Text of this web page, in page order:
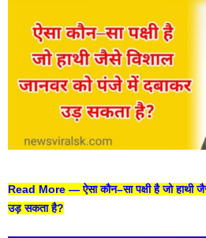
Read More —ऐसा कौन–सा पक्षी है जो
उड़ सकता है?